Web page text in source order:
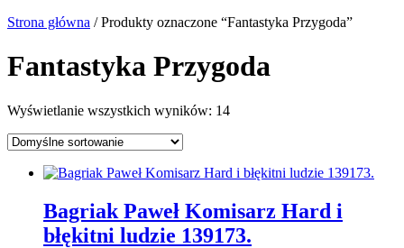
Strona główna / Produkty oznaczone “Fantastyka Przygoda”
Fantastyka Przygoda
Wyświetlanie wszystkich wyników: 14
Bagriak Paweł Komisarz Hard i
błękitni ludzie 139173.